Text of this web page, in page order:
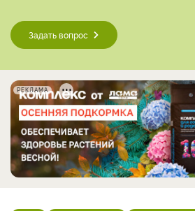
Задать вопрос
РЕКЛАМА